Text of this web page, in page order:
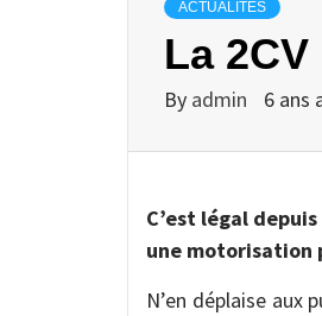
ACTUALITÉS
La
By admin 6 ans
C’est légal
une motorisation
N’en déplaise